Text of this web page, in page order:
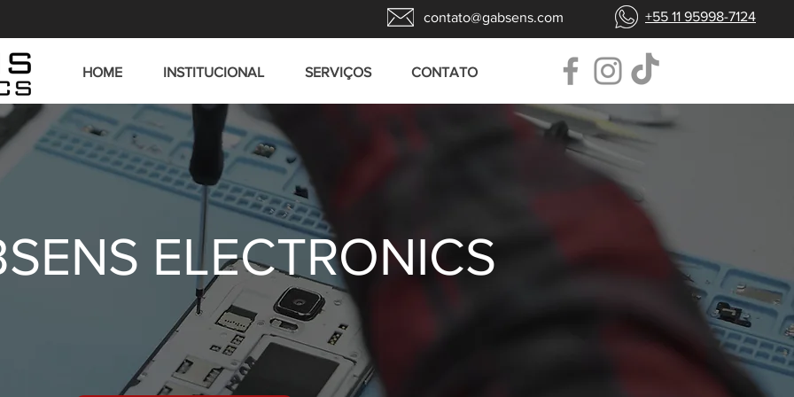
contato@gabsens.com +55 11 95998-7124
HOME INSTITUCIONAL SERVIÇOS CONTATO
ELECTRONICS